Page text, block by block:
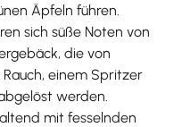
Äpfeln führen.
sich süße Noten von
die von
einem Spritzer
werden.
mit fesselnden